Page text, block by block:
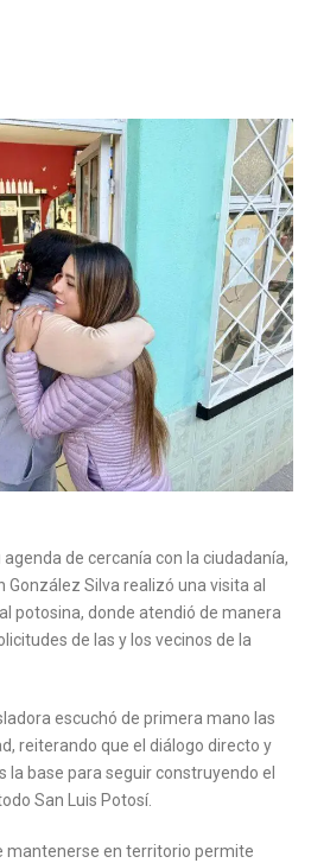
de cercanía con la ciudadanía,
González Silva realizó una visita al
potosina, donde atendió de manera
de las y los vecinos de la
escuchó de primera mano las
reiterando que el diálogo directo y
la base para seguir construyendo el
San Luis Potosí.
mantenerse en territorio permite